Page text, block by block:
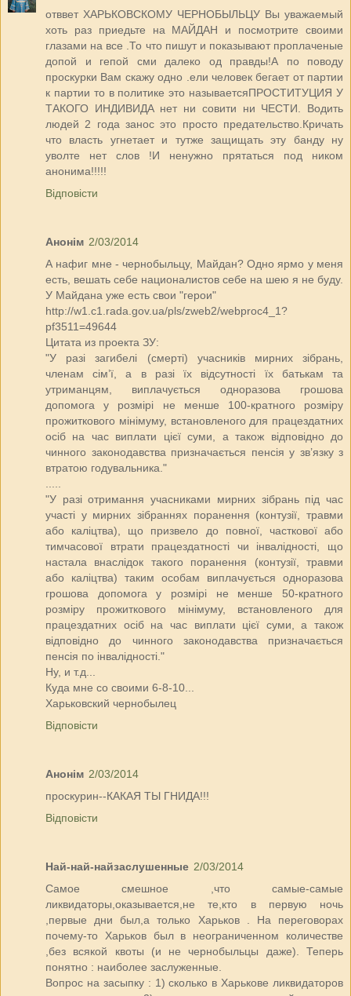
отввет ХАРЬКОВСКОМУ ЧЕРНОБЫЛЬЦУ Вы уважаемый
хоть раз приедьте на МАЙДАН и посмотрите своими
глазами на все .То что пишут и показывают проплаченые
допой и гепой сми далеко од правды!А по поводу
проскурки Вам скажу одно .ели человек бегает от партии
к партии то в политике это называетсяПРОСТИТУЦИЯ У
ТАКОГО ИНДИВИДА нет ни совити ни ЧЕСТИ. Водить
людей 2 года занос это просто предательство.Кричать
что власть угнетает и тутже защищать эту банду ну
уволте нет слов !И ненужно прятаться под ником
анонима!!!!!
Відповісти
Анонім 2/03/2014
А нафиг мне - чернобыльцу, Майдан? Одно ярмо у меня
есть, вешать себе националистов себе на шею я не буду.
У Майдана уже есть свои "герои"
http://w1.c1.rada.gov.ua/pls/zweb2/webproc4_1?
pf3511=49644
Цитата из проекта ЗУ:
"У разі загибелі (смерті) учасників мирних зібрань,
членам сім’ї, а в разі їх відсутності їх батькам та
утриманцям, виплачується одноразова грошова
допомога у розмірі не менше 100-кратного розміру
прожиткового мінімуму, встановленого для працездатних
осіб на час виплати цієї суми, а також відповідно до
чинного законодавства призначається пенсія у зв’язку з
втратою годувальника."
"У разі отримання учасниками мирних зібрань під час
участі у мирних зібраннях поранення (контузії, травми
або каліцтва), що призвело до повної, часткової або
тимчасової втрати працездатності чи інвалідності, що
настала внаслідок такого поранення (контузії, травми
або каліцтва) таким особам виплачується одноразова
грошова допомога у розмірі не менше 50-кратного
розміру прожиткового мінімуму, встановленого для
працездатних осіб на час виплати цієї суми, а також
відповідно до чинного законодавства призначається
пенсія по інвалідності."
Ну, и т.д...
Куда мне со своими 6-8-10...
Харьковский чернобылец
Відповісти
Анонім 2/03/2014
проскурин--КАКАЯ ТЫ ГНИДА!!!
Відповісти
Най-най-найзаслушенные 2/03/2014
Самое смешное ,что самые-самые
ликвидаторы,оказывается,не те,кто в первую ночь
,первые дни был,а только Харьков . На переговорах
почему-то Харьков был в неограниченном количестве
,без всякой квоты (и не чернобыльцы даже). Теперь
понятно : наиболее заслуженные.
Вопрос на засыпку : 1) сколько в Харькове ликвидаторов